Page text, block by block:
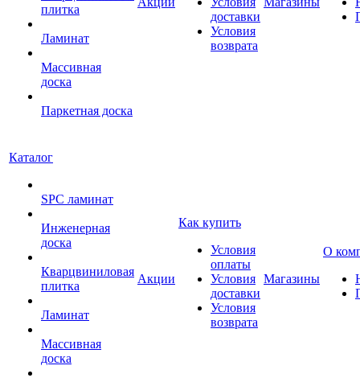
плитка
Ламинат
Массивная
доска
Паркетная доска
доставки
Условия
возврата
Каталог
SPC ламинат
Инженерная
доска
Кварцвиниловая
плитка
Ламинат
Массивная
доска
Акции
Как купить
Условия
оплаты
Условия
доставки
Условия
возврата
Магазины
О